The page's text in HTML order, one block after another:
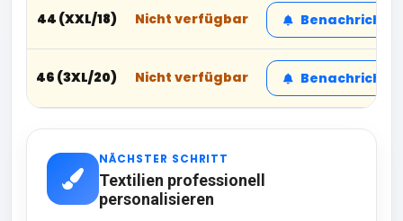
44 (XXL/18) Nicht verfügbar
46 (3XL/20) Nicht verfügbar
NÄCHSTER SCHRITT
Textilien professionell
personalisieren